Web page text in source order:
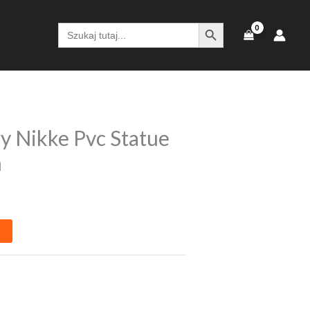
Search
for:
SEARCH BUTTON
Nikke Pvc Statue